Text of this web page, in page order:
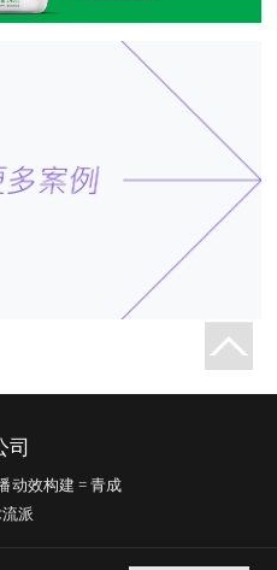
司
动效构建 = 青成
派